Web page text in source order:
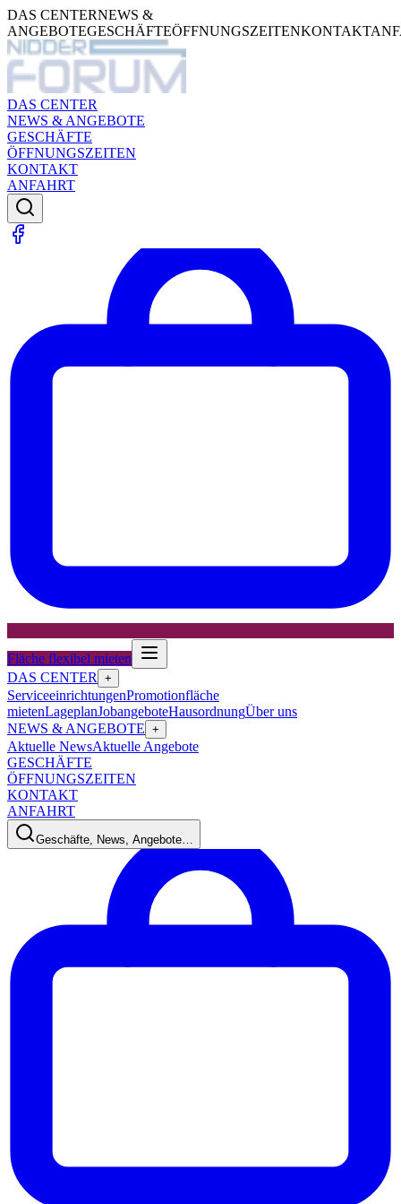
DAS CENTERNEWS &
ANGEBOTEGESCHÄFTEÖFFNUNGSZEITENKONTAKT
DAS CENTER
NEWS & ANGEBOTE
GESCHÄFTE
ÖFFNUNGSZEITEN
KONTAKT
ANFAHRT
Fläche flexibel mieten
DAS CENTER
+
ServiceeinrichtungenPromotionfläche
mietenLageplanJobangeboteHausordnungÜber uns
NEWS & ANGEBOTE +
Aktuelle NewsAktuelle Angebote
GESCHÄFTE
ÖFFNUNGSZEITEN
KONTAKT
ANFAHRT
Geschäfte, News, Angebote…